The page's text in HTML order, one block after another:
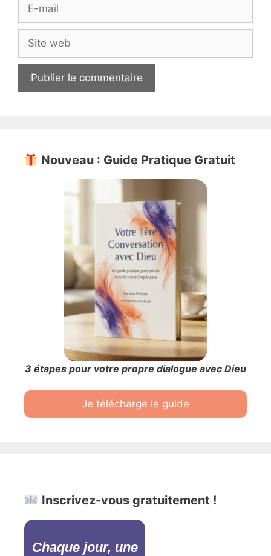
mail
web
Nouveau : Guide Pratique Gratuit
3 étapes pour votre propre dialogue avec Dieu
Je télécharge le guide
Inscrivez-vous gratuitement !
Chaque jour, une